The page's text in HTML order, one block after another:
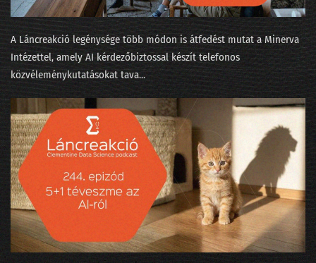
046 - Több-e reklámnál a metaverzum?
045 - Mi köze a szitakötő agyának az automatizált programozáshoz?
043 - Hány adatprojekt szakítja át a célszalagot?
042 - Téli időszámítás az MI-naptárban
041 - Mit láttunk a kristálygömbben?
040 - Évvége, bambulás, világbéke
039 - Az adatbányászok moziba mennek
038 - Hydroinfo és cica-mining
A Láncreakció legénysége több módon is átfedést mutat a Minerva
Intézettel, amely AI kérdezőbiztossal készít telefonos
közvéleménykutatásokat tava...